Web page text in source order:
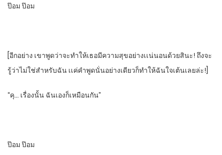
ป๊อม​ ป๊อม
[อีกอย่าง​ เขาพูดว่าจะทําให้เธอมีความสุขอย่างเเน่นอนด้วยสินะ! ถึงจะ
รู้ว่าไม่ใช่สําหรับฉัน​ เเค่คําพูดนั่นอย่างเดียวก็ทําให้ฉันใจเต้นเลยล่ะ!]
“คุ… เรื่องนั้น ฉันเองก็เหมือนกัน”
ป๊อม​ ป๊อม